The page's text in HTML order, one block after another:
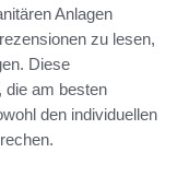
Anlagen
zu lesen,
Diese
die am besten
den individuellen